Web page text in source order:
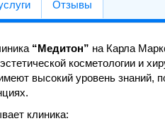
Отзывы
“Медитон” на Карла
косметологии и
высокий уровень знаний,
клиника: